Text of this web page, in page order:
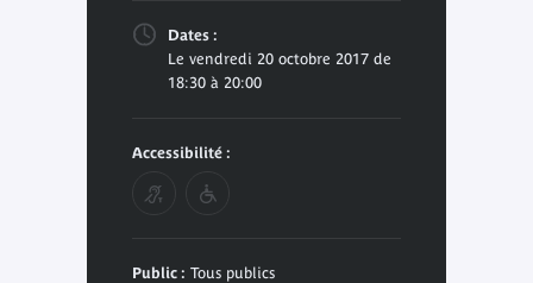
Dates :
Le vendredi 20 octobre 2017 de
18:30 à 20:00
Accessibilité :
Public : Tous publics